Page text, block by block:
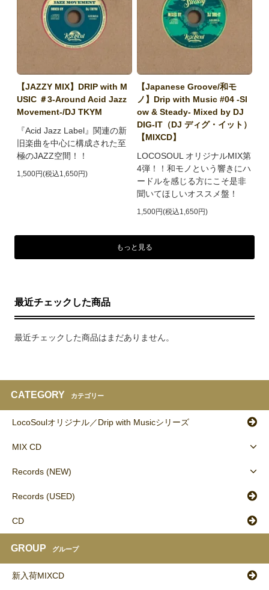
【JAZZY MIX】DRIP with M
USIC ＃3-Around Acid Jazz
Movement-/DJ TKYM
『Acid Jazz Label』関連の新
旧楽曲を中心に構成された至
極のJAZZ空間！！
1,500円(税込1,650円)
【Japanese Groove/和モ
ノ】Drip with Music #04 -Sl
ow & Steady- Mixed by DJ
DIG-IT（DJ ディグ・イット）
【MIXCD】
LOCOSOUL オリジナルMIX第
4弾！！和モノという響きにハ
ードルを感じる方にこそ是非
聞いてほしいオススメ盤！
1,500円(税込1,650円)
もっと見る
最近チェックした商品
最近チェックした商品はまだありません。
CATEGORY カテゴリー
LocoSoulオリジナル／Drip with Musicシリーズ
MIX CD
Records (NEW)
Records (USED)
CD
GROUP グループ
新入荷MIXCD